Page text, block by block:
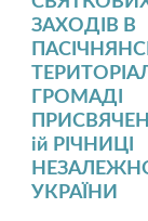
ЗАХОДІВ В
ГРОМАДІ
ій РІЧНИЦІ
УКРАЇНИ